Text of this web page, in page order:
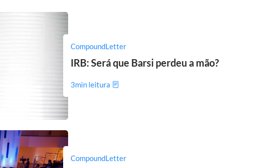
CompoundLetter
3min leitura
IRB: Será que Barsi perdeu a mão?
CompoundLetter